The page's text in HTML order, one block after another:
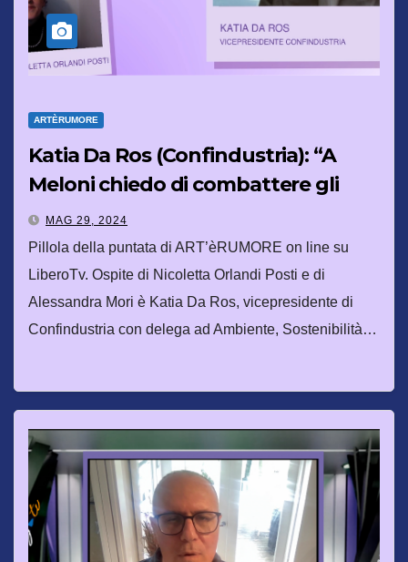
ARTÈRUMORE
Katia Da Ros (Confindustria): “A
Meloni chiedo di combattere gli
stereotipi di genere con la cultura”
MAG 29, 2024
Pillola della puntata di ART’èRUMORE on line su
LiberoTv. Ospite di Nicoletta Orlandi Posti e di
Alessandra Mori è Katia Da Ros, vicepresidente di
Confindustria con delega ad Ambiente, Sostenibilità…